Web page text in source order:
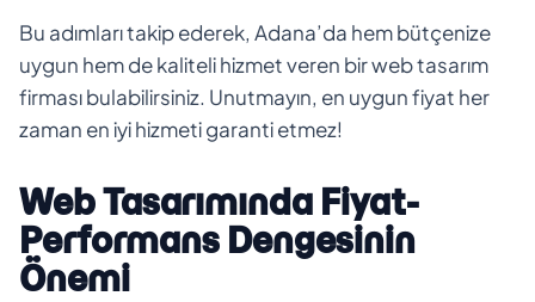
Bu adımları takip ederek, Adana’da hem bütçenize
uygun hem de kaliteli hizmet veren bir web tasarım
firması bulabilirsiniz. Unutmayın, en uygun fiyat her
zaman en iyi hizmeti garanti etmez!
Web Tasarımında Fiyat-
Performans Dengesinin
Önemi